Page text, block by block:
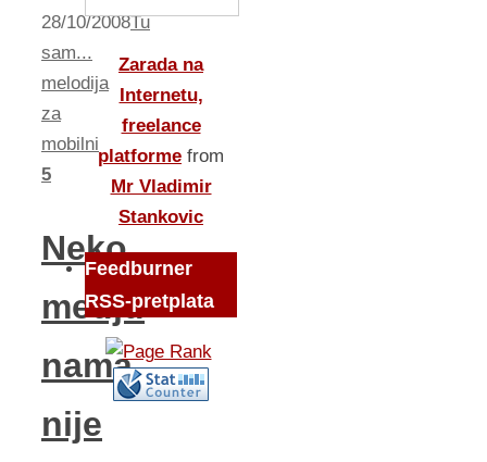
28/10/2008Tu
sam...
melodija
za
mobilni
5
Neko
medju
nama
nije
Zarada na
Internetu,
freelance
platforme from
Mr Vladimir
Stankovic
Feedburner
RSS-pretplata